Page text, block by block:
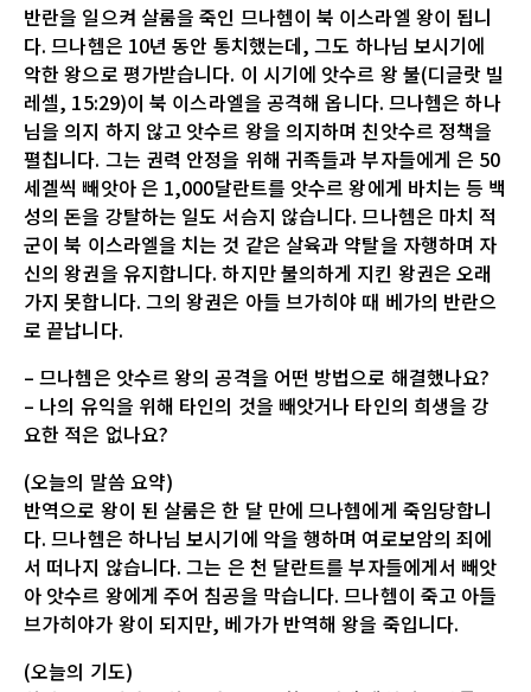
반란을 일으켜 살룸을 죽인 므나헴이 북 이스라엘 왕이 됩니
다. 므나헴은 10년 동안 통치했는데, 그도 하나님 보시기에
악한 왕으로 평가받습니다. 이 시기에 앗수르 왕 불(디글랏 빌
레셀, 15:29)이 북 이스라엘을 공격해 옵니다. 므나헴은 하나
님을 의지 하지 않고 앗수르 왕을 의지하며 친앗수르 정책을
펼칩니다. 그는 권력 안정을 위해 귀족들과 부자들에게 은 50
세겔씩 빼앗아 은 1,000달란트를 앗수르 왕에게 바치는 등 백
성의 돈을 강탈하는 일도 서슴지 않습니다. 므나헴은 마치 적
군이 북 이스라엘을 치는 것 같은 살육과 약탈을 자행하며 자
신의 왕권을 유지합니다. 하지만 불의하게 지킨 왕권은 오래
가지 못합니다. 그의 왕권은 아들 브가히야 때 베가의 반란으
로 끝납니다.
– 므나헴은 앗수르 왕의 공격을 어떤 방법으로 해결했나요?
– 나의 유익을 위해 타인의 것을 빼앗거나 타인의 희생을 강
요한 적은 없나요?
(오늘의 말씀 요약)
반역으로 왕이 된 살룸은 한 달 만에 므나헴에게 죽임당합니
다. 므나헴은 하나님 보시기에 악을 행하며 여로보암의 죄에
서 떠나지 않습니다. 그는 은 천 달란트를 부자들에게서 빼앗
아 앗수르 왕에게 주어 침공을 막습니다. 므나헴이 죽고 아들
브가히야가 왕이 되지만, 베가가 반역해 왕을 죽입니다.
(오늘의 기도)